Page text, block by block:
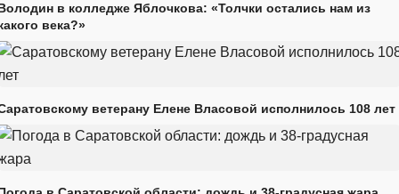
в колледже Яблочкова: «Толчки остались нам из
века?»
ветерану Елене Власовой исполнилось 108 лет